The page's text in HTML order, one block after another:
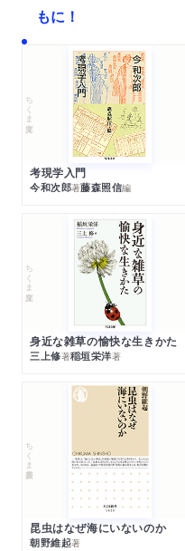
もに！
ちくま文庫
考現学入門
今和次郎著藤森照信編
ちくま文庫
身近な雑草の愉快な生きかた
三上修著稲垣栄洋著
ちくま新書
昆虫はなぜ海にいないのか
朝野維起著